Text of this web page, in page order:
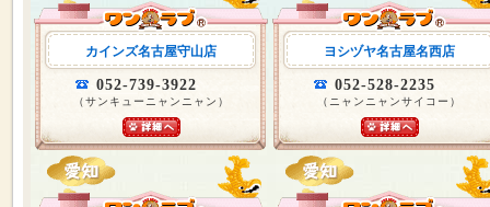
カインズ名古屋守山店
052-739-3922
（サンキューニャンニャン）
ヨシヅヤ名古屋名西店
052-528-2235
（ニャンニャンサイコー）